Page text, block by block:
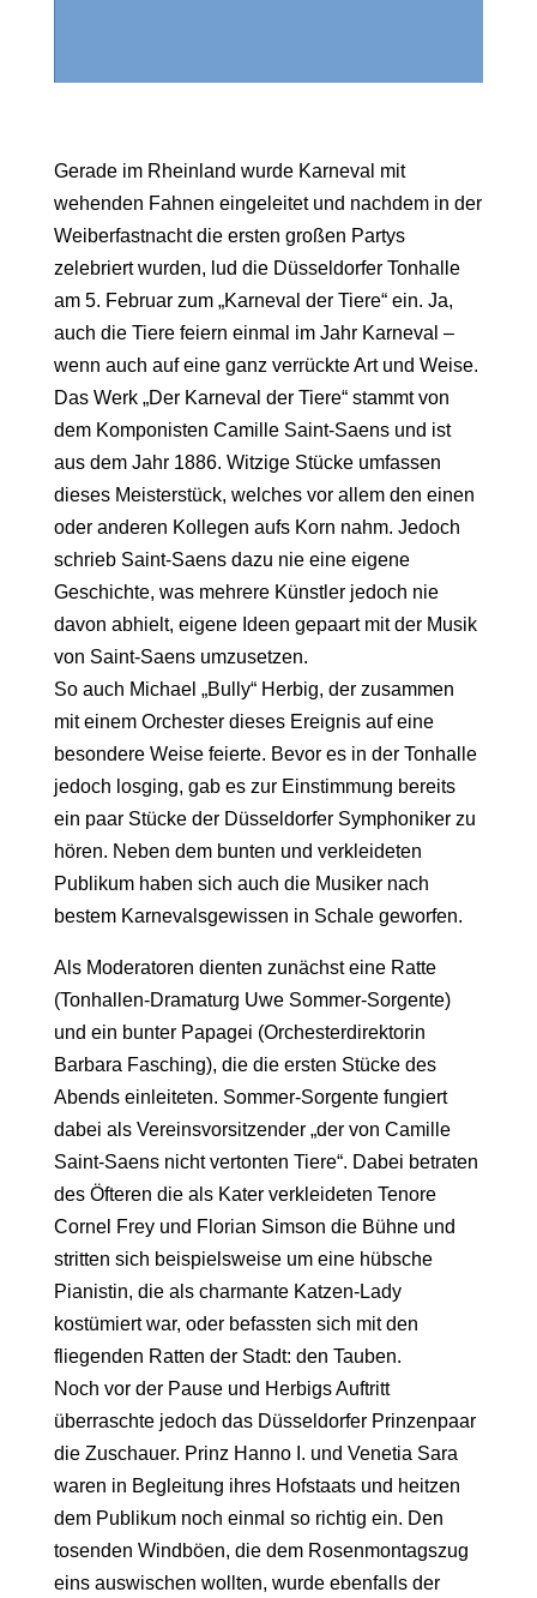
Gerade im Rheinland wurde Karneval mit
wehenden Fahnen eingeleitet und nachdem in der
Weiberfastnacht die ersten großen Partys
zelebriert wurden, lud die Düsseldorfer Tonhalle
am 5. Februar zum „Karneval der Tiere“ ein. Ja,
auch die Tiere feiern einmal im Jahr Karneval –
wenn auch auf eine ganz verrückte Art und Weise.
Das Werk „Der Karneval der Tiere“ stammt von
dem Komponisten Camille Saint-Saens und ist
aus dem Jahr 1886. Witzige Stücke umfassen
dieses Meisterstück, welches vor allem den einen
oder anderen Kollegen aufs Korn nahm. Jedoch
schrieb Saint-Saens dazu nie eine eigene
Geschichte, was mehrere Künstler jedoch nie
davon abhielt, eigene Ideen gepaart mit der Musik
von Saint-Saens umzusetzen.
So auch Michael „Bully“ Herbig, der zusammen
mit einem Orchester dieses Ereignis auf eine
besondere Weise feierte. Bevor es in der Tonhalle
jedoch losging, gab es zur Einstimmung bereits
ein paar Stücke der Düsseldorfer Symphoniker zu
hören. Neben dem bunten und verkleideten
Publikum haben sich auch die Musiker nach
bestem Karnevalsgewissen in Schale geworfen.
Als Moderatoren dienten zunächst eine Ratte
(Tonhallen-Dramaturg Uwe Sommer-Sorgente)
und ein bunter Papagei (Orchesterdirektorin
Barbara Fasching), die die ersten Stücke des
Abends einleiteten. Sommer-Sorgente fungiert
dabei als Vereinsvorsitzender „der von Camille
Saint-Saens nicht vertonten Tiere“. Dabei betraten
des Öfteren die als Kater verkleideten Tenore
Cornel Frey und Florian Simson die Bühne und
stritten sich beispielsweise um eine hübsche
Pianistin, die als charmante Katzen-Lady
kostümiert war, oder befassten sich mit den
fliegenden Ratten der Stadt: den Tauben.
Noch vor der Pause und Herbigs Auftritt
überraschte jedoch das Düsseldorfer Prinzenpaar
die Zuschauer. Prinz Hanno I. und Venetia Sara
waren in Begleitung ihres Hofstaats und heitzen
dem Publikum noch einmal so richtig ein. Den
tosenden Windböen, die dem Rosenmontagszug
eins auswischen wollten, wurde ebenfalls der